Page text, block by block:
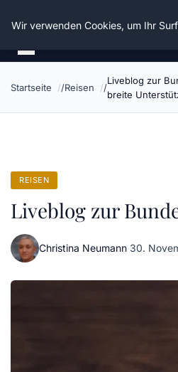
Die Schnitter
Startseite Reisen
Liveblog zur
breite
REISEN
Liveblog zur
Christina Neumann·30.
Wir verwenden Cookies, um Ihr